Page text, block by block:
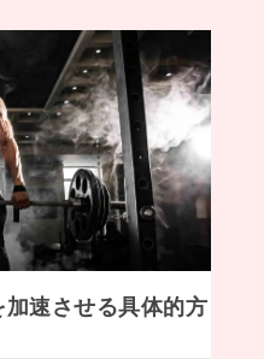
速させる具体的方